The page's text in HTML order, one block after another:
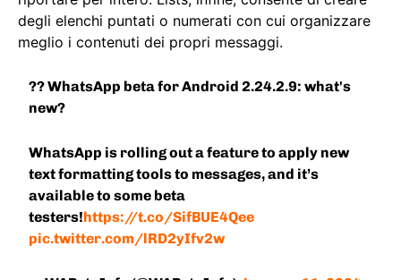
degli elenchi puntati o numerati con cui organizzare
meglio i contenuti dei propri messaggi.
?? WhatsApp beta for Android 2.24.2.9: what's
new?
WhatsApp is rolling out a feature to apply new
text formatting tools to messages, and it’s
available to some beta
testers!https://t.co/SifBUE4Qee
pic.twitter.com/lRD2yIfv2w